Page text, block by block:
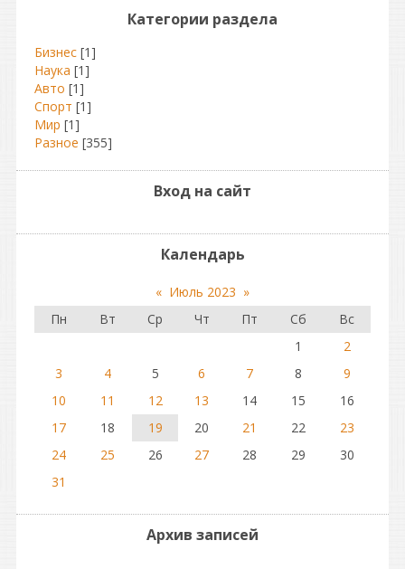
Категории раздела
Бизнес [1]
Наука [1]
Авто [1]
Спорт [1]
Мир [1]
Разное [355]
Вход на сайт
Календарь
« Июль 2023 »
Пн
Вт Ср Чт Пт Сб
Вс
1
2
3
4 5 6 7 8
9
10
11 12 13 14 15
16
17
18 19 20 21 22
23
24
25 26 27 28 29
30
31
Архив записей